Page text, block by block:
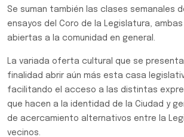
Se suman también las clases semanales
ensayos del Coro de la Legislatura,
abiertas a la comunidad en general.
La variada oferta cultural que se
finalidad abrir aún más esta casa
facilitando el acceso a las distintas
que hacen a la identidad de la Ciudad y
de acercamiento alternativos entre la
vecinos.